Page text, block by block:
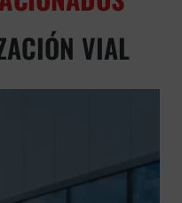
VIAL